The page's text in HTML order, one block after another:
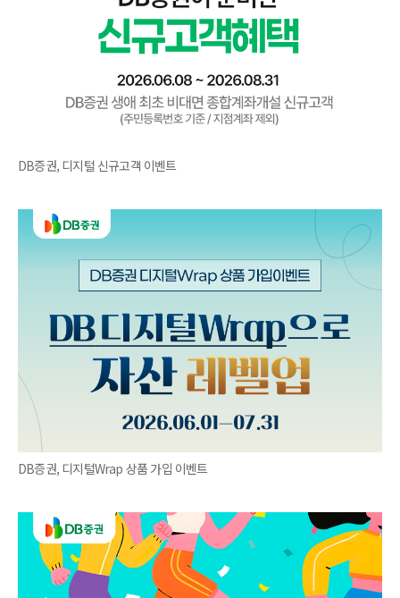
DB증권, 디지털 신규고객 이벤트
DB증권, 디지털Wrap 상품 가입 이벤트